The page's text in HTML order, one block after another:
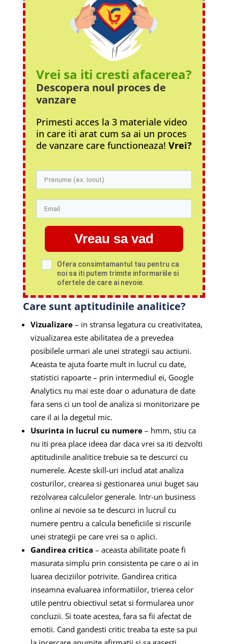
Vrei sa iti cresti afacerea?
Descopera noul procesde
vanzare
Primesti acces la 3 materiale video
in care iti arat cum sa ai un proces
de vanzare care functioneaza! Vrei?
Vreau sa vad
Ofera consimtamantul tau pentru ca
noi sa iti putem trimite informariile si
ofertele de care ai nevoie.
Care sunt aptitudinile analitice?
Vizualizare – in stransa legatura cu creativitatea,
vizualizarea este abilitatea de a prevedea
posibilele urmari ale unei strategii sau actiuni.
Aceasta te ajuta foarte mult in lucrul cu date,
statistici rapoarte – prin intermediul ei, Google
Analytics nu mai este doar o adunatura de date
fara sens ci un tool de analiza si monitorizare pe
care il ai la degetul mic.
Usurinta in lucrul cu numere– hmm, stiu ca
nu iti prea place ideea dar daca vrei sa iti dezvolti
aptitudinile analitice trebuie sa te descurci cu
numerele. Aceste skill-uri includ atat analiza
costurilor, crearea si gestionarea unui buget sau
rezolvarea calculelor generale. Intr-un business
online ai nevoie sa te descurci in lucrul cu
numere pentru a calcula beneficiile si riscurile
unei strategii pe care vrei sa o aplici.
Gandirea critica – aceasta abilitate poate fi
masurata simplu prin consistenta pe care o ai in
luarea deciziilor potrivite. Gandirea critica
inseamna evaluarea informatiilor, trierea celor
utile pentru obiectivul setat si formularea unor
concluzii. Si toate acestea, fara sa fii afectat de
emotii. Cand gandesti critic treaba ta este sa pui